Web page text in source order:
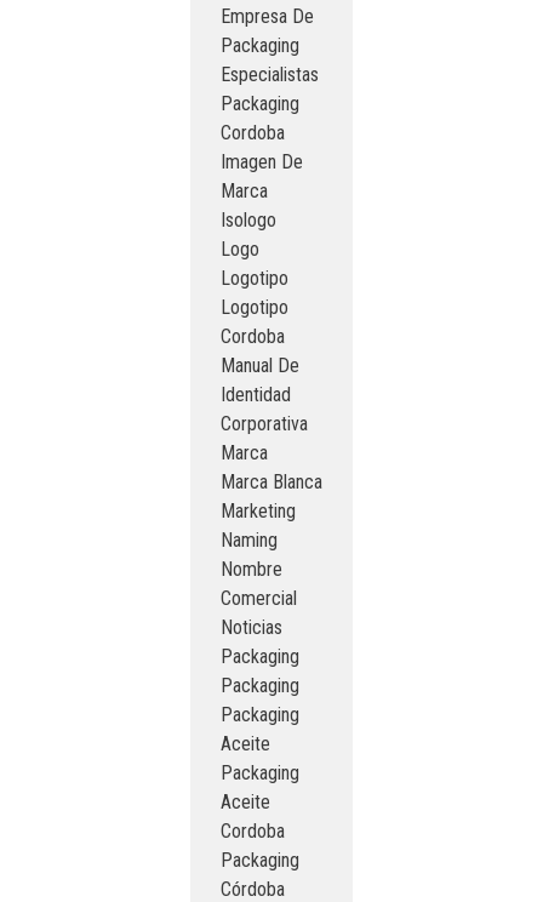
Empresa De
Packaging
Especialistas
Packaging
Cordoba
Imagen De
Marca
Isologo
Logo
Logotipo
Logotipo
Cordoba
Manual De
Identidad
Corporativa
Marca
Marca Blanca
Marketing
Naming
Nombre
Comercial
Noticias
Packaging
Packaging
Packaging
Aceite
Packaging
Aceite
Cordoba
Packaging
Córdoba